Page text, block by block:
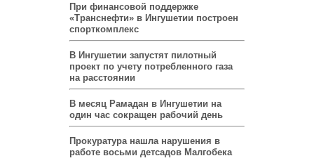
При финансовой поддержке
«Транснефти» в Ингушетии построен
спорткомплекс
В Ингушетии запустят пилотный
проект по учету потребленного газа
на расстоянии
В месяц Рамадан в Ингушетии на
один час сокращен рабочий день
Прокуратура нашла нарушения в
работе восьми детсадов Малгобека